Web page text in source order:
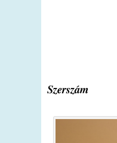
Szerszám